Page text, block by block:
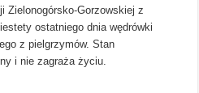
Zielonogórsko-Gorzowskiej z
ostatniego dnia wędrówki
z pielgrzymów. Stan
i nie zagraża życiu.